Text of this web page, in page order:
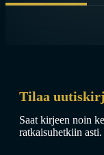
Tilaa
Saat kirjeen noin
ratkaisuhetkiin asti.